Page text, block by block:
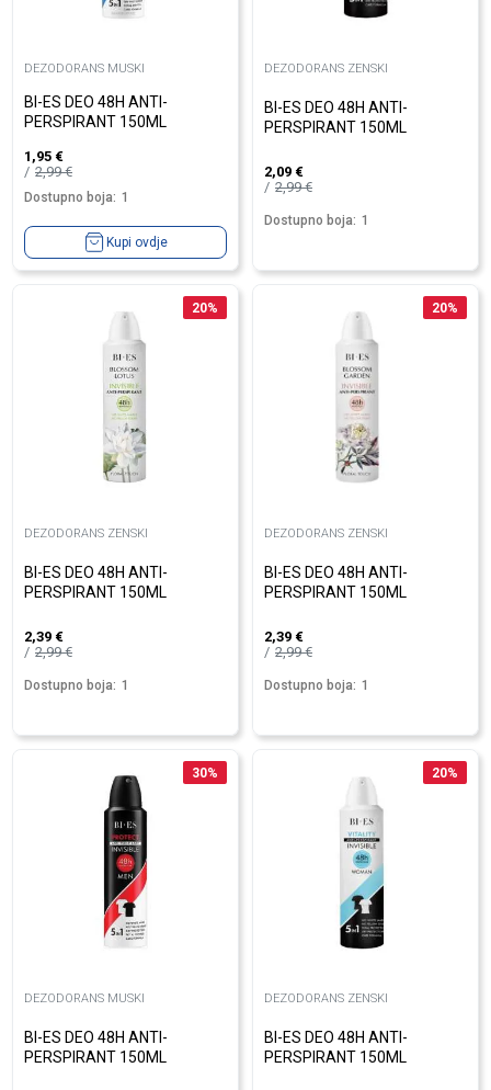
DEZODORANS MUSKI
BI-ES DEO 48H ANTI-
PERSPIRANT 150ML
1,95 €
2,99€
Dostupno boja: 1
Kupi ovdje
DEZODORANS ZENSKI
BI-ES DEO 48H ANTI-
PERSPIRANT 150ML
2,09 €
2,99€
Dostupno boja: 1
20%
DEZODORANS ZENSKI
BI-ES DEO 48H ANTI-
PERSPIRANT 150ML
2,39 €
2,99€
Dostupno boja: 1
20%
DEZODORANS ZENSKI
BI-ES DEO 48H ANTI-
PERSPIRANT 150ML
2,39 €
2,99€
Dostupno boja: 1
30%
DEZODORANS MUSKI
BI-ES DEO 48H ANTI-
PERSPIRANT 150ML
20%
DEZODORANS ZENSKI
BI-ES DEO 48H ANTI-
PERSPIRANT 150ML